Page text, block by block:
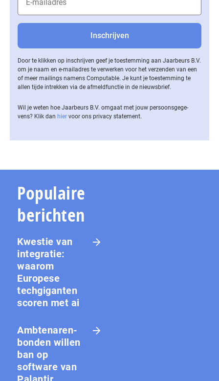
Door te klikken op inschrijven geef je toestemming aan Jaarbeurs B.V.
om je naam en e-mailadres te verwerken voor het verzenden van een
of meer mailings namens Computable. Je kunt je toestemming te
allen tijde intrekken via de af­meld­func­tie in de nieuwsbrief.
Wil je weten hoe Jaarbeurs B.V. omgaat met jouw per­soons­ge­ge­
vens? Klik dan hier voor ons privacy statement.
Populaire
berichten
Kwestie van
integratie:
waarom
Europese
techgiganten
scoren met ai
Amb­te­na­ren­
bon­den willen
ban op
software van